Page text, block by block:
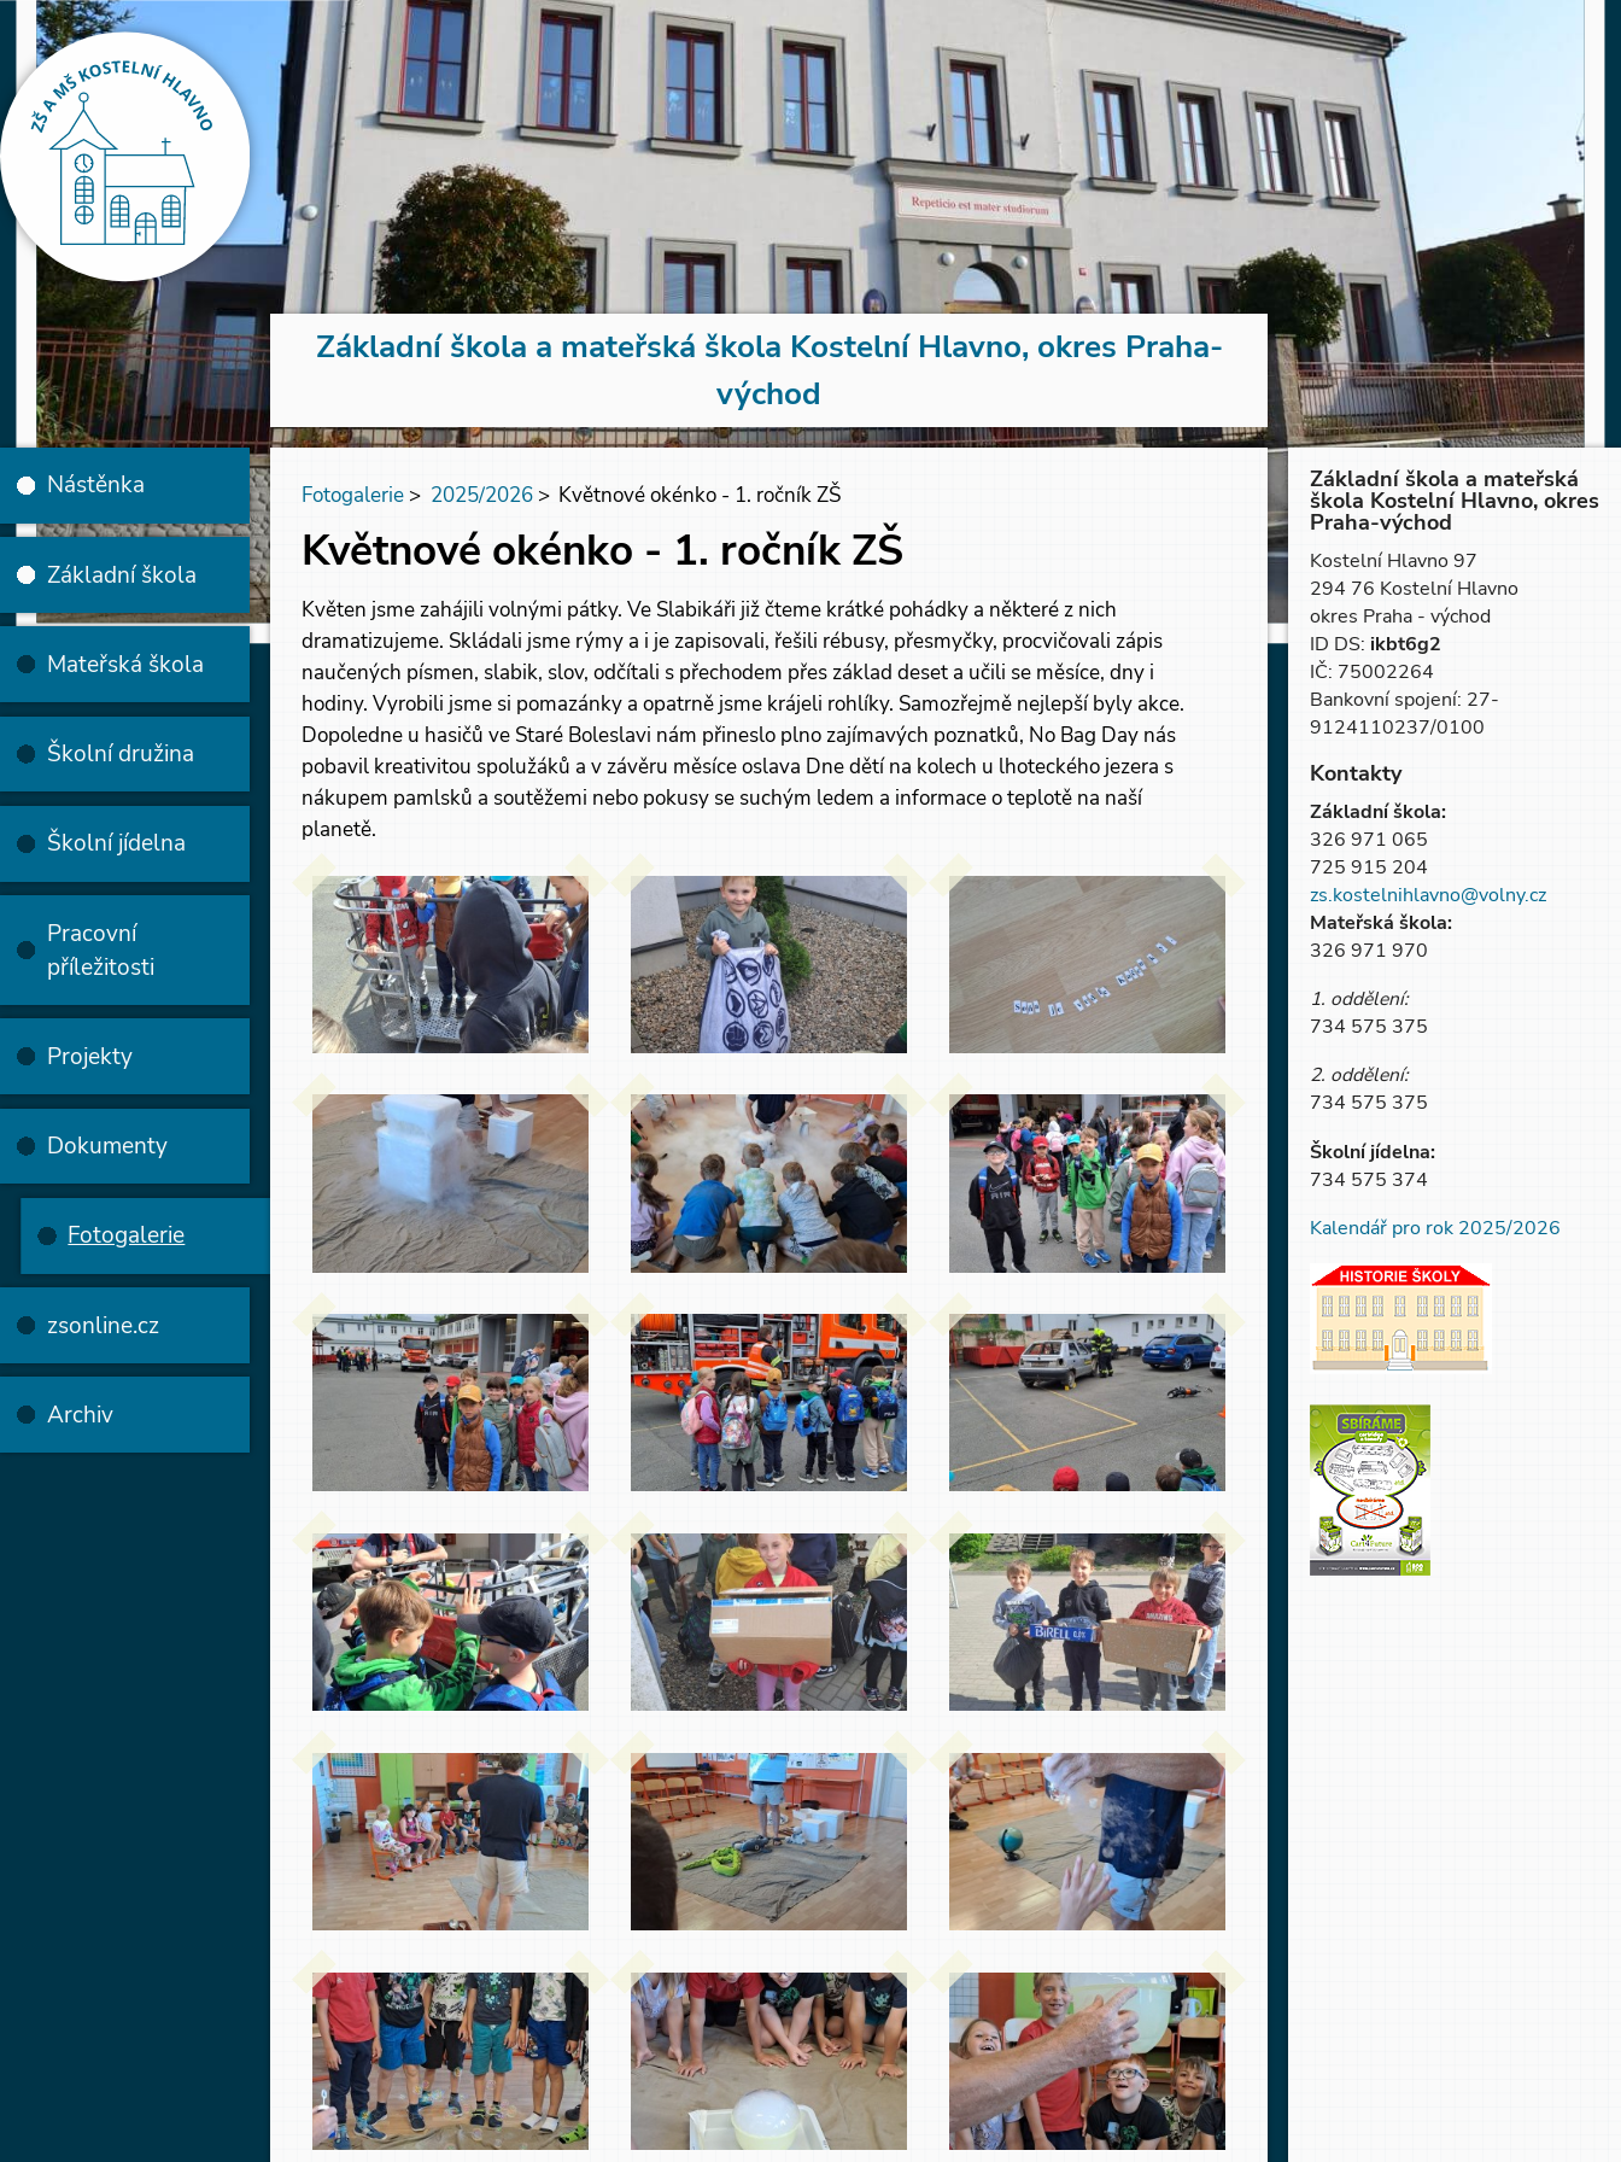
Základní škola a mateřská škola Kostelní Hlavno, okres Praha-
východ
Nástěnka
Základní škola
Mateřská škola
Školní družina
Školní jídelna
Pracovní
příležitosti
Projekty
Dokumenty
Fotogalerie
zsonline.cz
Archiv
Fotogalerie > 2025/2026 > Květnové okénko - 1. ročník ZŠ
Květnové okénko - 1. ročník ZŠ
Květen jsme zahájili volnými pátky. Ve Slabikáři již čteme krátké pohádky a některé z nich
dramatizujeme. Skládali jsme rýmy a i je zapisovali, řešili rébusy, přesmyčky, procvičovali zápis
naučených písmen, slabik, slov, odčítali s přechodem přes základ deset a učili se měsíce, dny i
hodiny. Vyrobili jsme si pomazánky a opatrně jsme krájeli rohlíky. Samozřejmě nejlepší byly akce.
Dopoledne u hasičů ve Staré Boleslavi nám přineslo plno zajímavých poznatků, No Bag Day nás
pobavil kreativitou spolužáků a v závěru měsíce oslava Dne dětí na kolech u lhoteckého jezera s
nákupem pamlsků a soutěžemi nebo pokusy se suchým ledem a informace o teplotě na naší
planetě.
Základní škola a mateřská
škola Kostelní Hlavno, okres
Praha-východ
Kostelní Hlavno 97
294 76 Kostelní Hlavno
okres Praha - východ
ID DS: ikbt6g2
IČ: 75002264
Bankovní spojení: 27-
9124110237/0100
Kontakty
Základní škola:
326 971 065
725 915 204
zs.kostelnihlavno@volny.cz
Mateřská škola:
326 971 970
1. oddělení:
734 575 375
2. oddělení:
734 575 375
Školní jídelna:
734 575 374
Kalendář pro rok 2025/2026